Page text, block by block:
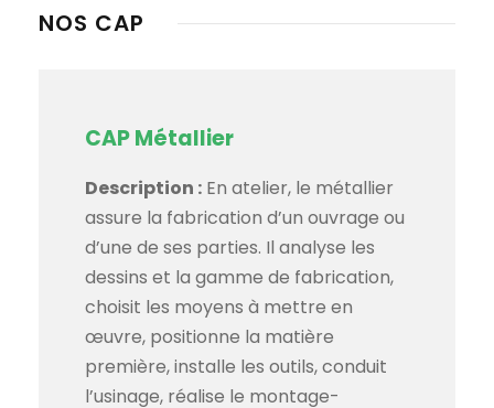
NOS CAP
CAP Métallier
Description : En atelier, le métallier
assure la fabrication d’un ouvrage ou
d’une de ses parties. Il analyse les
dessins et la gamme de fabrication,
choisit les moyens à mettre en
œuvre, positionne la matière
première, installe les outils, conduit
l’usinage, réalise le montage-